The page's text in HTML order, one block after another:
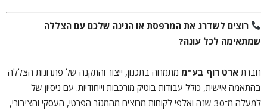
רוצים לשדרג את המרפסת או הגינה שלכם עם הצללה
שמתאימה לכל עונה?
חברת ארט רוף בע"מ מתמחה בתכנון, ייצור והתקנה של פתרונות הצללה
בהתאמה אישית, כולל עבודות בוטיק מורכבות וייחודיות. עם ניסיון של
למעלה מ־30 שנה ואלפי לקוחות מרוצים מהמגזר הפרטי, העסקי והציבורי,